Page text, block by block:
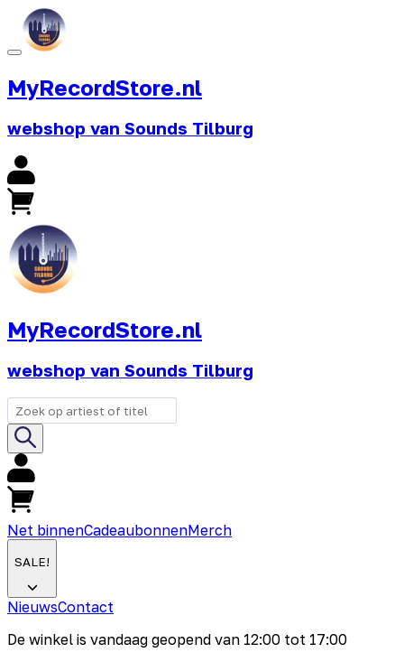
MyRecordStore.nl
webshop van Sounds Tilburg
MyRecordStore.nl
webshop van Sounds Tilburg
Net binnenCadeaubonnenMerch
SALE!
NieuwsContact
De winkel is vandaag geopend van 12:00 tot 17:00